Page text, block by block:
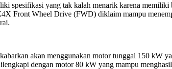
spesifikasi yang tak kalah menarik karena
Front Wheel Drive (FWD) diklaim mampu
akan menggunakan motor tunggal 150 kW
dengan motor 80 kW yang mampu